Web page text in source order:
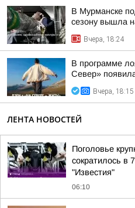
В Мурманске
сезону вышла
Вчера, 18:24
В программе
Север»
Вчера, 18:15
ЛЕНТА НОВОСТЕЙ
Поголовье
сократилось в
"Известия"
06:10